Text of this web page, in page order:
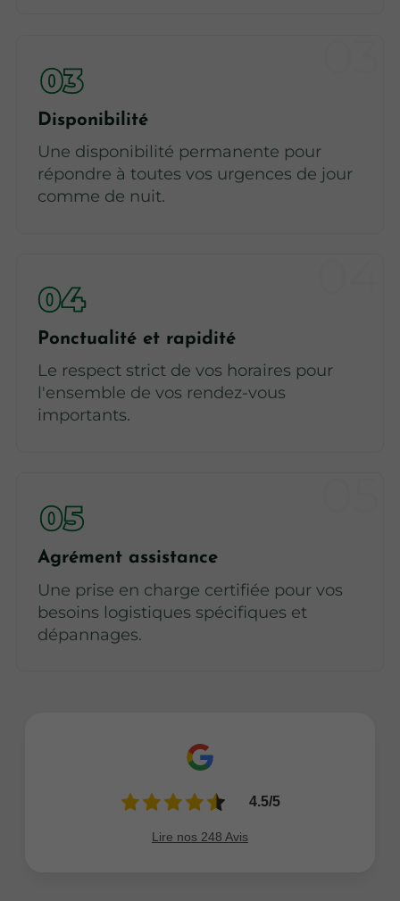
Disponibilité
Une disponibilité permanente pour
répondre à toutes vos urgences de jour
comme de nuit.
Ponctualité et rapidité
Le respect strict de vos horaires pour
l'ensemble de vos rendez-vous
importants.
Agrément assistance
Une prise en charge certifiée pour vos
besoins logistiques spécifiques et
dépannages.